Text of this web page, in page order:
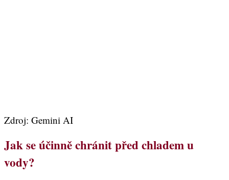
Zdroj: Gemini AI
Jak se účinně chránit před chladem u
vody?